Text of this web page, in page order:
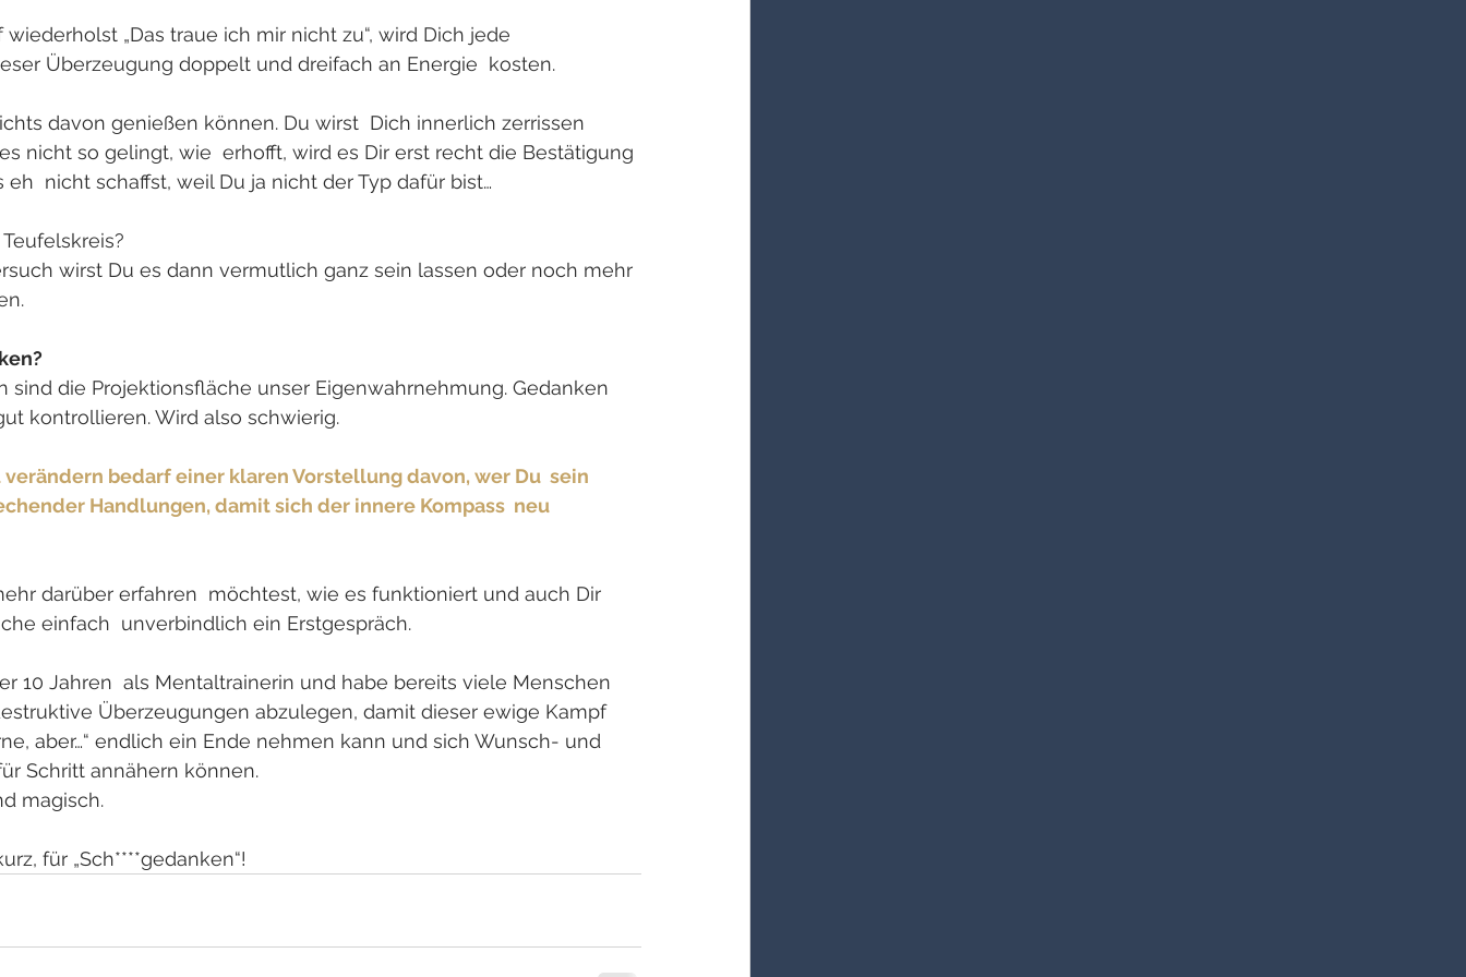
„Das traue ich mir nicht zu“, wird Dich jede
Überzeugung doppelt und dreifach an Energie  kosten.
davon genießen können. Du wirst  Dich innerlich zerrissen
nicht so gelingt, wie  erhofft, wird es Dir erst recht die Bestätigung
eh  nicht schaffst, weil Du ja nicht der Typ dafür bist…
wirst Du es dann vermutlich ganz sein lassen oder noch mehr
sind die Projektionsfläche unser Eigenwahrnehmung. Gedanken
kontrollieren. Wird also schwierig.
verändern bedarf einer klaren Vorstellung davon, wer Du  sein
Handlungen, damit sich der innere Kompass  neu
darüber erfahren  möchtest, wie es funktioniert und auch Dir
einfach  unverbindlich ein Erstgespräch.
10 Jahren  als Mentaltrainerin und habe bereits viele Menschen
Überzeugungen abzulegen, damit dieser ewige Kampf
aber…“ endlich ein Ende nehmen kann und sich Wunsch- und
Schritt annähern können.
magisch.
für „Sch****gedanken“!